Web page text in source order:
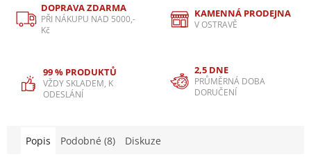
DOPRAVA ZDARMA
PŘI NÁKUPU NAD 5000,-
Kč
KAMENNÁ PRODEJNA
V OSTRAVĚ
99 % PRODUKTŮ
VŽDY SKLADEM, K
ODESLÁNÍ
2,5 DNE
PRŮMĚRNÁ DOBA
DORUČENÍ
Popis Podobné (8) Diskuze